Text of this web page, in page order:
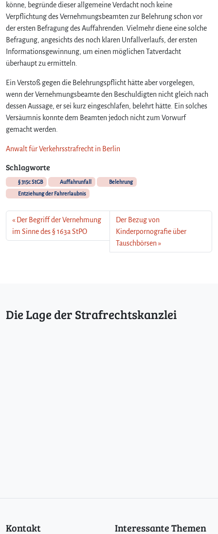
könne, begründe dieser allgemeine Verdacht noch keine
Verpflichtung des Vernehmungsbeamten zur Belehrung schon vor
der ersten Befragung des Auffahrenden. Vielmehr diene eine solche
Befragung, angesichts des noch klaren Unfallverlaufs, der ersten
Informationsgewinnung, um einen möglichen Tatverdacht
überhaupt zu ermitteln.
Ein Verstoß gegen die Belehrungspflicht hätte aber vorgelegen,
wenn der Vernehmungsbeamte den Beschuldigten nicht gleich nach
dessen Aussage, er sei kurz eingeschlafen, belehrt hätte. Ein solches
Versäumnis konnte dem Beamten jedoch nicht zum Vorwurf
gemacht werden.
Anwalt für Verkehrsstrafrecht in Berlin
Schlagworte
§ 315c StGB Auffahrunfall
Belehrung
Entziehung der Fahrerlaubnis
Der Begriff der Vernehmung
im Sinne des § 163a StPO
Der Bezug von
Kinderpornografie über
Tauschbörsen
Die Lage der Strafrechtskanzlei
Kontakt Interessante Themen